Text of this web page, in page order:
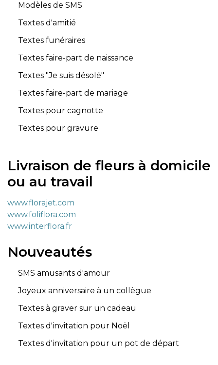
Modèles de SMS
Textes d'amitié
Textes funéraires
Textes faire-part de naissance
Textes "Je suis désolé"
Textes faire-part de mariage
Textes pour cagnotte
Textes pour gravure
Livraison de fleurs à domicile
ou au travail
www.florajet.com
www.foliflora.com
www.interflora.fr
Nouveautés
SMS amusants d'amour
Joyeux anniversaire à un collègue
Textes à graver sur un cadeau
Textes d'invitation pour Noël
Textes d'invitation pour un pot de départ